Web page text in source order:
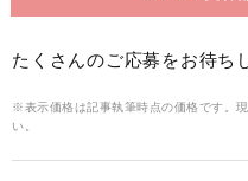
たくさんのご応募をお待ち
※表示価格は記事執筆時点の価格です。
い。